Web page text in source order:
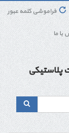
فراموشی کلمه عبور
با ما
پلاستیکی